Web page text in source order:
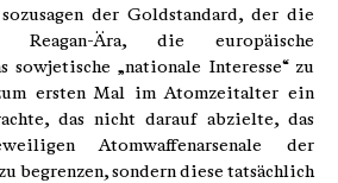
der Goldstandard, der die
Reagan-Ära, die europäische
sowjetische „nationale Interesse“ zu
ersten Mal im Atomzeitalter ein
das nicht darauf abzielte, das
Atomwaffenarsenale der
begrenzen, sondern diese tatsächlich